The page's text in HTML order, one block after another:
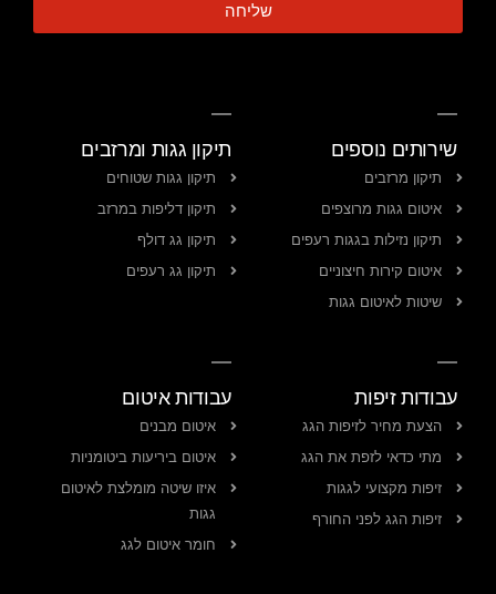
שליחה
שירותים נוספים
תיקון מרזבים
איטום גגות מרוצפים
תיקון נזילות בגגות רעפים
איטום קירות חיצוניים
שיטות לאיטום גגות
תיקון גגות ומרזבים
תיקון גגות שטוחים
תיקון דליפות במרזב
תיקון גג דולף
תיקון גג רעפים
עבודות זיפות
הצעת מחיר לזיפות הגג
מתי כדאי לזפת את הגג
זיפות מקצועי לגגות
זיפות הגג לפני החורף
עבודות איטום
איטום מבנים
איטום ביריעות ביטומניות
איזו שיטה מומלצת לאיטום
גגות
חומר איטום לגג